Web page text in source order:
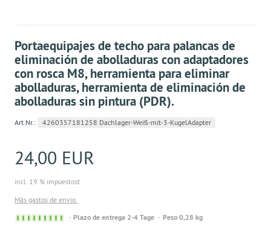
Portaequipajes de techo para palancas de
eliminación de abolladuras con adaptadores
con rosca M8, herramienta para eliminar
abolladuras, herramienta de eliminación de
abolladuras sin pintura (PDR).
Art.Nr.: 4260357181258 Dachlager-Weiß-mit-3-KugelAdapter
24,00 EUR
incl. 19 % impuestost
Más gastos de envío.
Sofort
Plazo de entrega 2-4 Tage Peso 0,28 kg